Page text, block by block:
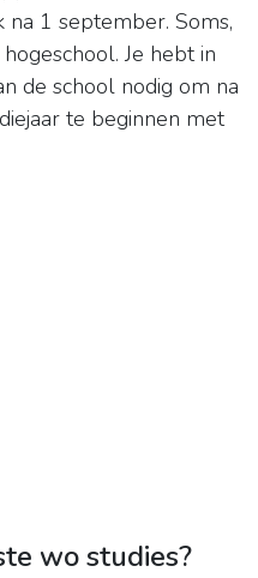
na 1 september. Soms,
Je hebt in
de school nodig om na
te beginnen met
wo studies?